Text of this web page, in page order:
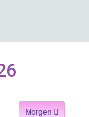
Morgen